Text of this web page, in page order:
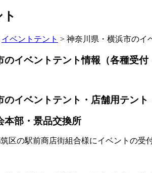
イベントテント > 神奈川県・横浜市のイ
イベントテント情報（各種受付
のイベントテント・店舗用テン
本部・景品交換所
区の駅前商店街組合様にイベントの受